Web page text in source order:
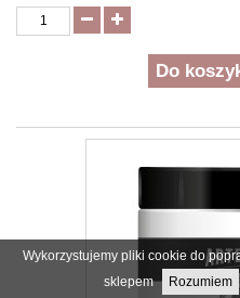
Wykorzystujemy pliki cookie do
sklepem
Rozumiem
Do